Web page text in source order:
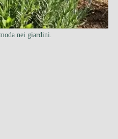
nei giardini.